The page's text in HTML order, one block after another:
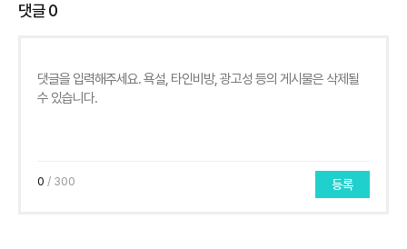
댓글0
0 / 300 등록